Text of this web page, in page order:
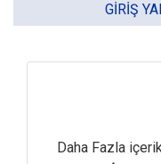
GIRIŞ
Daha Fazla